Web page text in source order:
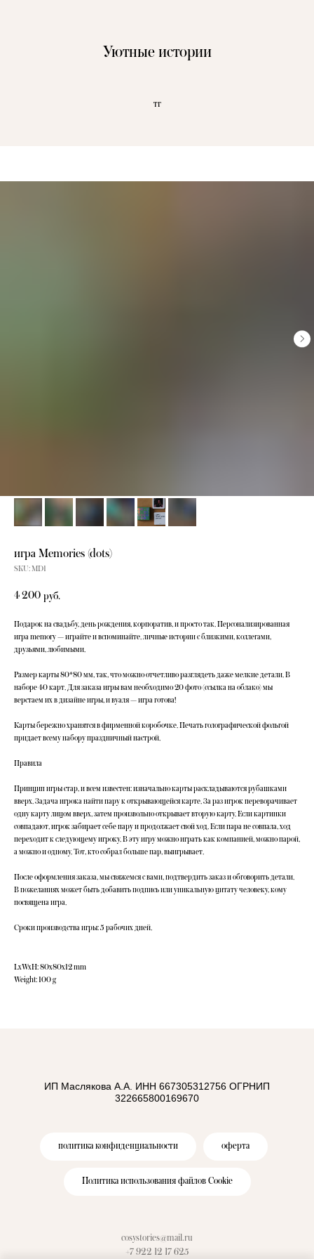
Уютные истории
тг
игра Memories (dots)
SKU:MD1
4 200 руб.
Подарок на свадьбу, день рождения, корпоратив, и просто так. Персонализированная
игра memory — играйте и вспоминайте. личные истории с близкими, коллегами,
друзьями, любимыми.
Размер карты 80*80 мм, так, что можно отчетливо разглядеть даже мелкие детали. В
наборе 40 карт. Для заказа игры вам необходимо 20 фото (ссылка на облако) мы
верстаем их в дизайне игры, и вуаля — игра готова!
Карты бережно хранятся в фирменной коробочке. Печать голографической фольгой
придает всему набору праздничный настрой.
Правила
Принцип игры стар, и всем известен: изначально карты раскладываются рубашками
вверх. Задача игрока найти пару к открывающейся карте. За раз игрок переворачивает
одну карту лицом вверх, затем произвольно открывает вторую карту. Если картинки
совпадают, игрок забирает себе пару и продолжает свой ход. Если пара не совпала, ход
переходит к следующему игроку. В эту игру можно играть как компанией, можно парой,
а можно и одному. Тот, кто собрал больше пар, выигрывает.
После оформления заказа, мы свяжемся с вами, подтвердить заказ и обговорить детали.
В пожеланиях может быть добавить подпись или уникальную цитату человеку, кому
посвящена игра.
Сроки производства игры: 5 рабочих дней.
LxWxH: 80x80x12 mm
Weight: 100 g
ИП Маслякова А.А. ИНН 667305312756 ОГРНИП
322665800169670
политика конфиденциальности оферта
Политика использования файлов Cookie
cosystories@mail.ru
+7 922 12 17 625